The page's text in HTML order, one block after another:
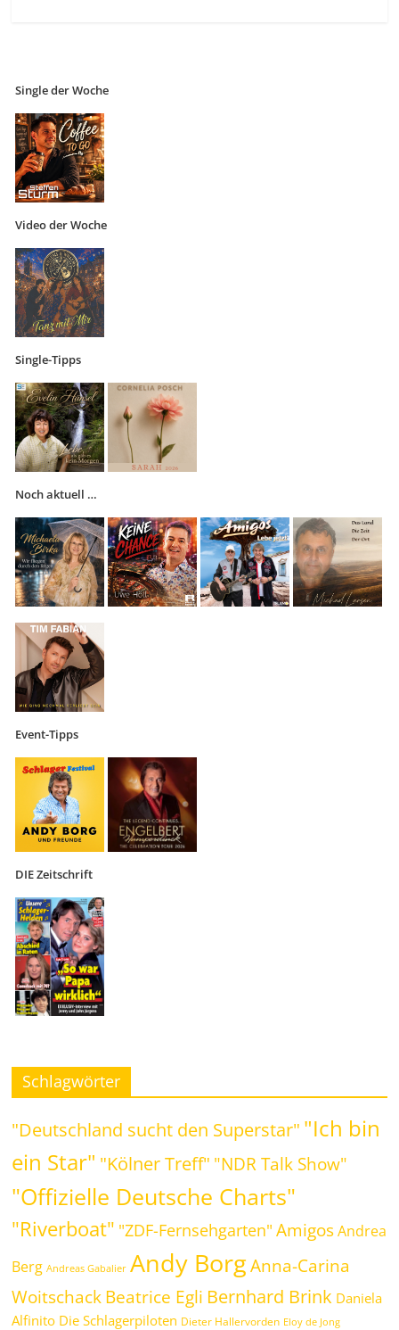
Single der Woche
Video der Woche
Single-Tipps
Noch aktuell …
Event-Tipps
DIE Zeitschrift
Schlagwörter
"Deutschland sucht den Superstar" "Ich bin
ein Star" "Kölner Treff" "NDR Talk Show"
"Offizielle Deutsche Charts"
"Riverboat" "ZDF-Fernsehgarten" Amigos Andrea
Berg Andreas Gabalier Andy Borg Anna-Carina
WoitschackBeatrice Egli Bernhard Brink Daniela
Alfinito Die Schlagerpiloten Dieter Hallervorden Eloy de Jong